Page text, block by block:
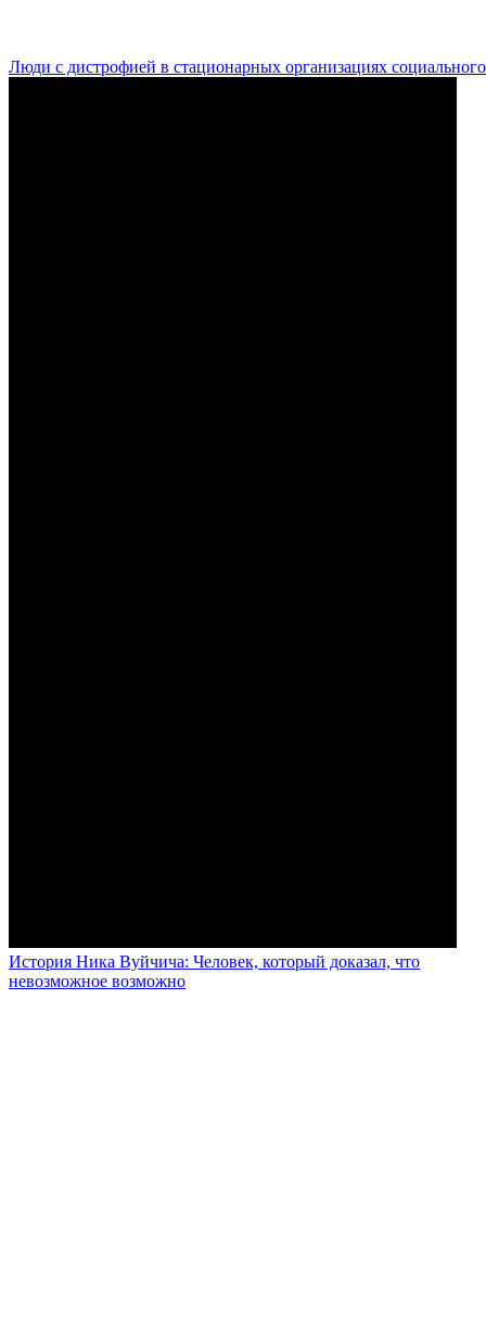
Люди с дистрофией в стационарных организациях
История Ника Вуйчича: Человек, который доказал, что
невозможное возможно